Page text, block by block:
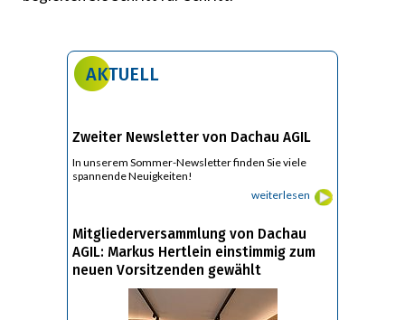
AKTUELL
Zweiter Newsletter von Dachau AGIL
In unserem Sommer-Newsletter finden Sie viele
spannende Neuigkeiten!
weiterlesen
Mitgliederversammlung von Dachau
AGIL: Markus Hertlein einstimmig zum
neuen Vorsitzenden gewählt